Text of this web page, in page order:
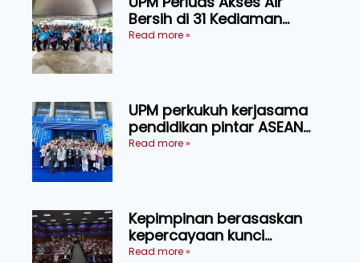
Bersih di 31 Kediaman
Orang Asli Tasik Chini
Read more »
UPM perkukuh kerjasama
pendidikan pintar ASEAN
menerusi lawatan rasmi ke
Read more »
Kepimpinan berasaskan
kepercayaan kunci
kecemerlangan institusi -
Read more »